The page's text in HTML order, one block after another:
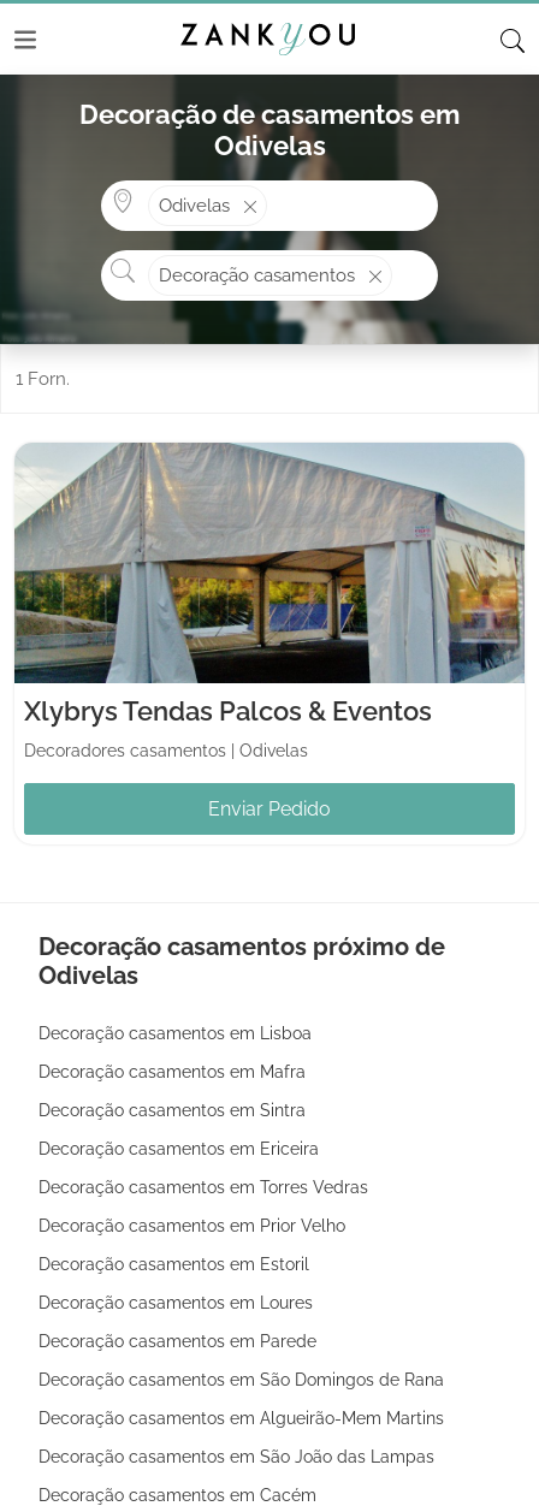
Decoração de casamentos em
Odivelas
Odivelas
O que procura?
Decoração casamentos
1 Forn.
Xlybrys Tendas Palcos & Eventos
Decoradores casamentos Odivelas
Enviar Pedido
Decoração casamentos próximo de
Odivelas
Decoração casamentos em Lisboa
Decoração casamentos em Mafra
Decoração casamentos em Sintra
Decoração casamentos em Ericeira
Decoração casamentos em Torres Vedras
Decoração casamentos em Prior Velho
Decoração casamentos em Estoril
Decoração casamentos em Loures
Decoração casamentos em Parede
Decoração casamentos em São Domingos de Rana
Decoração casamentos em Algueirão-Mem Martins
Decoração casamentos em São João das Lampas
Decoração casamentos em Cacém